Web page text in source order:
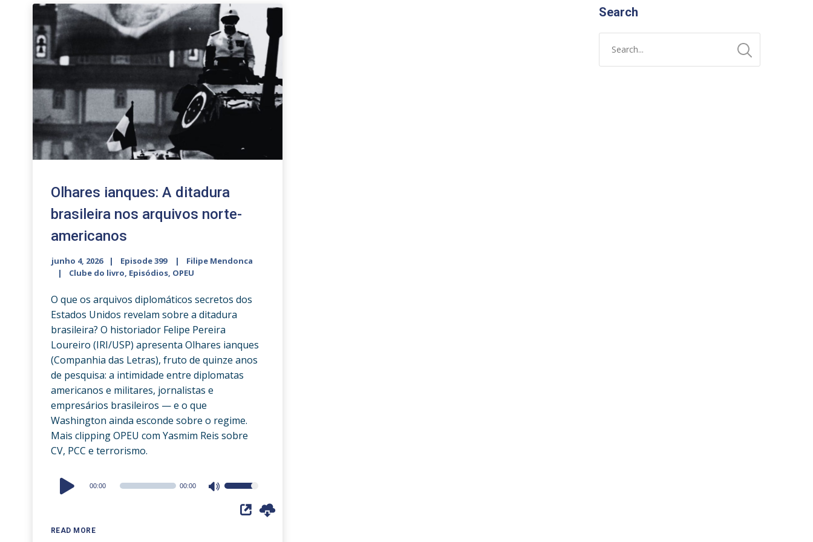
Olhares ianques: A ditadura
brasileira nos arquivos norte-
americanos
junho 4, 2026 Episode 399
Filipe Mendonca
Clube do livro, Episódios, OPEU
O que os arquivos diplomáticos secretos dos
Estados Unidos revelam sobre a ditadura
brasileira? O historiador Felipe Pereira
Loureiro (IRI/USP) apresenta Olhares ianques
(Companhia das Letras), fruto de quinze anos
de pesquisa: a intimidade entre diplomatas
americanos e militares, jornalistas e
empresários brasileiros — e o que
Washington ainda esconde sobre o regime.
Mais clipping OPEU com Yasmim Reis sobre
CV, PCC e terrorismo.
READ MORE
Audio
Player
00:00 00:00
Use
Up/Down
Search